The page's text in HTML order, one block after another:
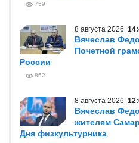
759
8 августа 2026
Вячеслав
Почетной
России
862
8 августа 2026
Вячеслав
жителям
Дня физкультурника